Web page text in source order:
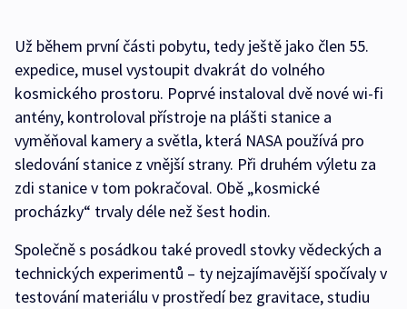
Už během první části pobytu, tedy ještě jako člen 55.
expedice, musel vystoupit dvakrát do volného
kosmického prostoru. Poprvé instaloval dvě nové wi-fi
antény, kontroloval přístroje na plášti stanice a
vyměňoval kamery a světla, která NASA používá pro
sledování stanice z vnější strany. Při druhém výletu za
zdi stanice v tom pokračoval. Obě „kosmické
procházky“ trvaly déle než šest hodin.
Společně s posádkou také provedl stovky vědeckých a
technických experimentů – ty nejzajímavější spočívaly v
testování materiálu v prostředí bez gravitace, studiu